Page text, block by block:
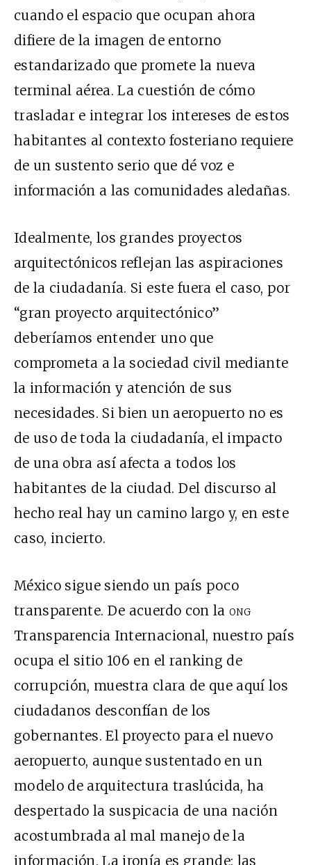
cuando el espacio que ocupan ahora
difiere de la imagen de entorno
estandarizado que promete la nueva
terminal aérea. La cuestión de cómo
trasladar e integrar los intereses de estos
habitantes al contexto fosteriano requiere
de un sustento serio que dé voz e
información a las comunidades aledañas.
Idealmente, los grandes proyectos
arquitectónicos reflejan las aspiraciones
de la ciudadanía. Si este fuera el caso, por
“gran proyecto arquitectónico”
deberíamos entender uno que
comprometa a la sociedad civil mediante
la información y atención de sus
necesidades. Si bien un aeropuerto no es
de uso de toda la ciudadanía, el impacto
de una obra así afecta a todos los
habitantes de la ciudad. Del discurso al
hecho real hay un camino largo y, en este
caso, incierto.
México sigue siendo un país poco
transparente. De acuerdo con la ong
Transparencia Internacional, nuestro país
ocupa el sitio 106 en el ranking de
corrupción, muestra clara de que aquí los
ciudadanos desconfían de los
gobernantes. El proyecto para el nuevo
aeropuerto, aunque sustentado en un
modelo de arquitectura traslúcida, ha
despertado la suspicacia de una nación
acostumbrada al mal manejo de la
información. La ironía es grande: las